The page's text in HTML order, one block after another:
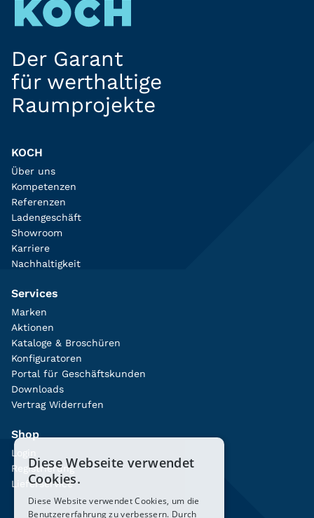
Der Garant
für werthaltige
Raumprojekte
KOCH
Über uns
Kompetenzen
Referenzen
Ladengeschäft
Showroom
Karriere
Nachhaltigkeit
Services
Marken
Aktionen
Kataloge & Broschüren
Konfiguratoren
Portal für Geschäftskunden
Downloads
Vertrag Widerrufen
Shop
Login
Registrierung
Lieferservice
Diese Webseite verwendet
Cookies.
Diese Website verwendet Cookies, um die
Benutzererfahrung zu verbessern. Durch